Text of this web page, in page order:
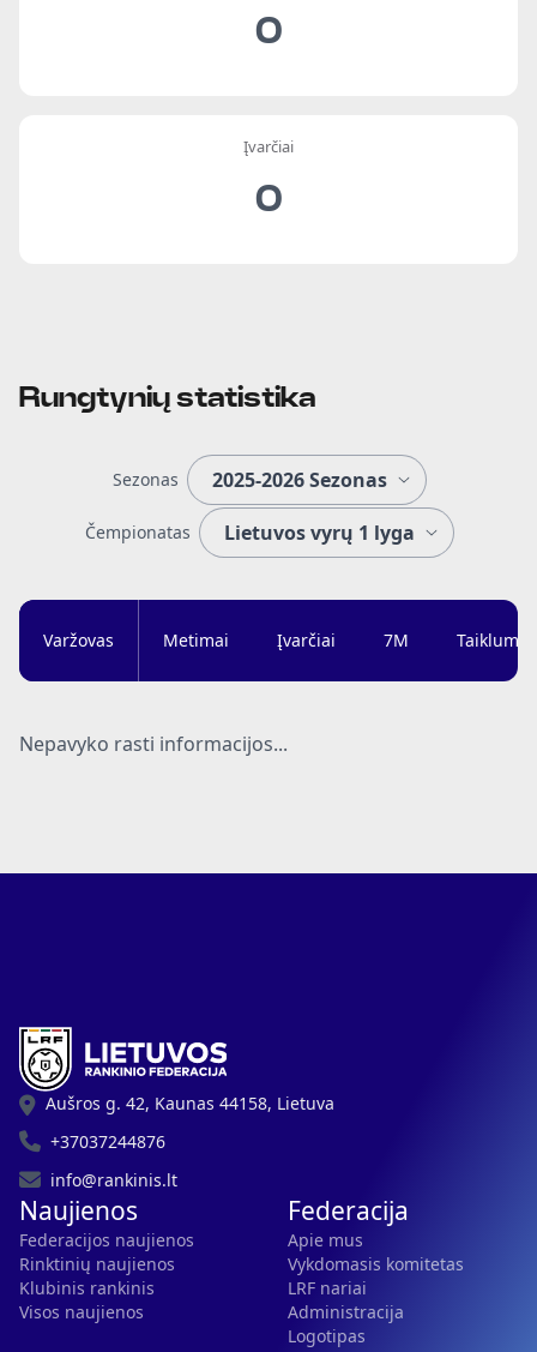
0
Įvarčiai
0
Rungtynių statistika
Sezonas
Čempionatas
Varžovas Metimai Įvarčiai 7M Taiklumas
Nepavyko rasti informacijos...
Aušros g. 42, Kaunas 44158, Lietuva
+37037244876
info@rankinis.lt
Naujienos
Federacijos naujienos
Rinktinių naujienos
Klubinis rankinis
Visos naujienos
Federacija
Apie mus
Vykdomasis komitetas
LRF nariai
Administracija
Logotipas